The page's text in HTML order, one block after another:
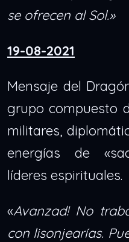
se ofrecen al Sol.»
19-08-2021
Mensaje del
grupo compuesto
militares,
energías de
líderes espirituales.
«Avanzad! No
con lisonjearías.